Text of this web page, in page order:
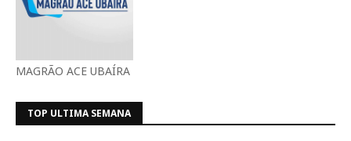
MAGRÃO ACE UBAÍRA
TOP ULTIMA SEMANA